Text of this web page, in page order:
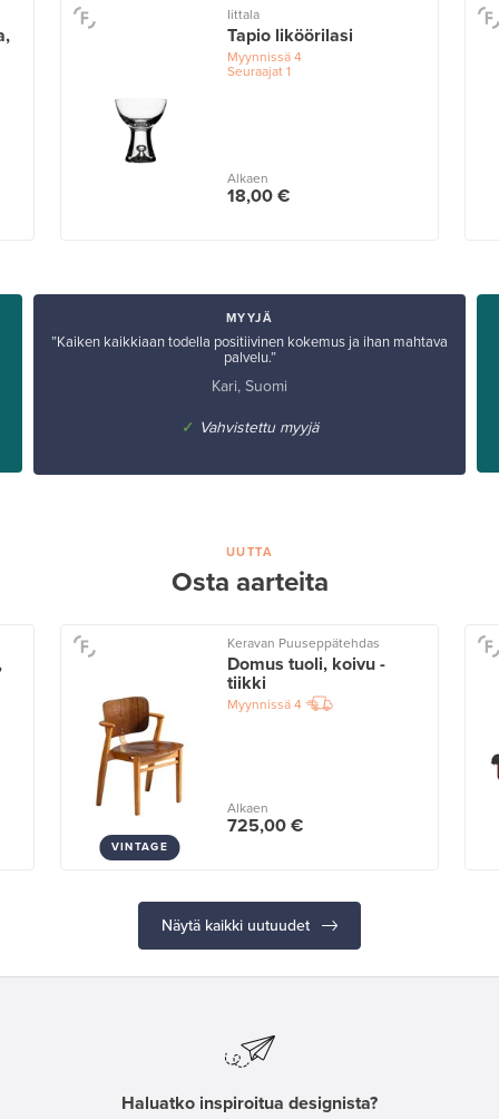
Iittala
Tapio liköörilasi
Myynnissä4
Seuraajat1
Alkaen
18,00 €
MYYJÄ
”Kaiken kaikkiaan todella positiivinen kokemus ja ihan mahtava
palvelu.”
Kari, Suomi
✓ Vahvistettu myyjä
UUTTA
Osta aarteita
VINTAGE
Keravan Puuseppätehdas
Domus tuoli, koivu -
tiikki
Myynnissä4
Alkaen
725,00 €
Näytä kaikki uutuudet
Haluatko inspiroitua designista?